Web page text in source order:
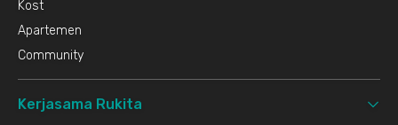
Kost
Apartemen
Community
Kerjasama Rukita